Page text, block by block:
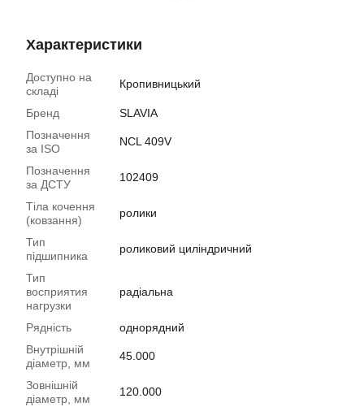
Характеристики
Доступно на
складі
Кропивницький
Бренд
SLAVIA
Позначення
за ISO
NCL 409V
Позначення
за ДСТУ
102409
Тіла кочення
(ковзання)
ролики
Тип
підшипника
роликовий циліндричний
Тип
восприятия
нагрузки
радіальна
Рядність
однорядний
Внутрішній
діаметр, мм
45.000
Зовнішній
діаметр, мм
120.000